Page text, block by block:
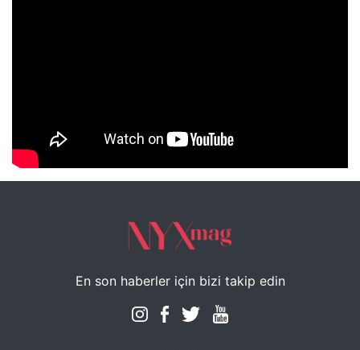
NYXmag 2. Yaş Kutlama Etkinliği
En son haberler için bizi takip edin